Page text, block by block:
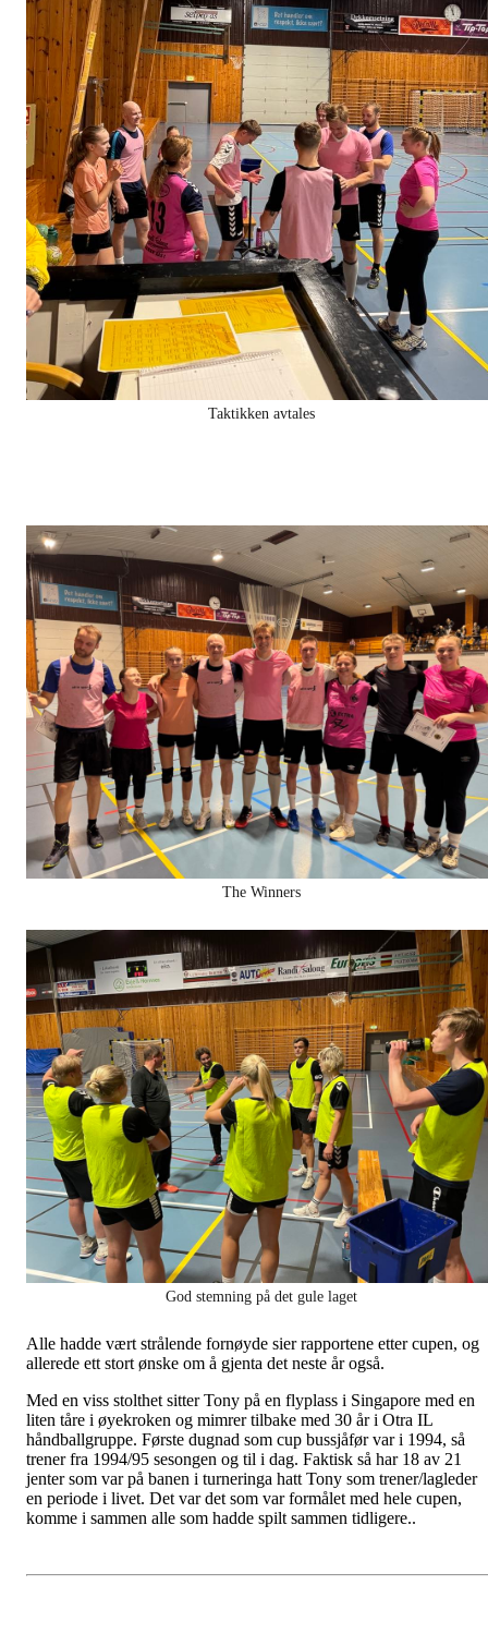
Taktikken avtales
The Winners
God stemning på det gule laget
Alle hadde vært strålende fornøyde sier rapportene etter cupen, og
allerede ett stort ønske om å gjenta det neste år også.
Med en viss stolthet sitter Tony på en flyplass i Singapore med en
liten tåre i øyekroken og mimrer tilbake med 30 år i Otra IL
håndballgruppe. Første dugnad som cup bussjåfør var i 1994, så
trener fra 1994/95 sesongen og til i dag. Faktisk så har 18 av 21
jenter som var på banen i turneringa hatt Tony som trener/lagleder
en periode i livet. Det var det som var formålet med hele cupen,
komme i sammen alle som hadde spilt sammen tidligere..